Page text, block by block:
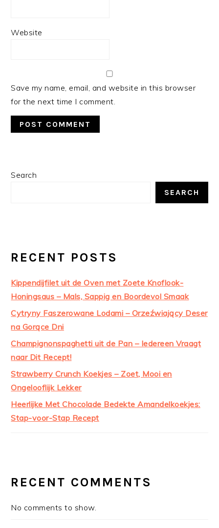
Website
Save my name, email, and website in this browser
for the next time I comment.
PRIMARY
Search
SEARCH
RECENT POSTS
Kippendijfilet uit de Oven met Zoete Knoflook-
Honingsaus – Mals, Sappig en Boordevol Smaak
Cytryny Faszerowane Lodami – Orzeźwiający Deser
na Gorące Dni
Champignonspaghetti uit de Pan – Iedereen Vraagt
naar Dit Recept!
Strawberry Crunch Koekjes – Zoet, Mooi en
Ongelooflijk Lekker
Heerlijke Met Chocolade Bedekte Amandelkoekjes:
Stap-voor-Stap Recept
RECENT COMMENTS
No comments to show.